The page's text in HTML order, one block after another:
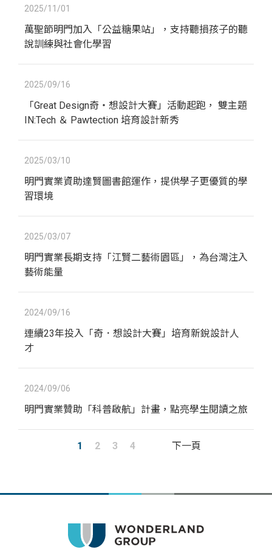
2025/11/01
萬聖節明門加入「公益糖果站」，支持聽損孩子的聽
說訓練與社會化學習
2025/09/16
「Great Design奇‧想設計大賽」活動起跑， 雙主題
IN:Tech ＆ Pawtection 培育設計新秀
2025/03/10
明門實業資助達賢圖書館運作，提供學子更優質的學
習環境
2025/03/07
明門實業長期支持「江賢二藝術園區」，為台灣注入
藝術能量
2024/09/16
連續23年投入「奇．想設計大賽」培育新銳設計人
才
2024/09/06
明門實業贊助「科普啟航」計畫，點亮學生閱讀之旅
1 2 3 4 下一頁